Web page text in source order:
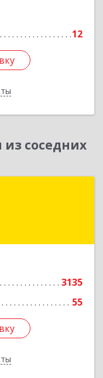
12
соседних
3135
55
Екатеринбург г,